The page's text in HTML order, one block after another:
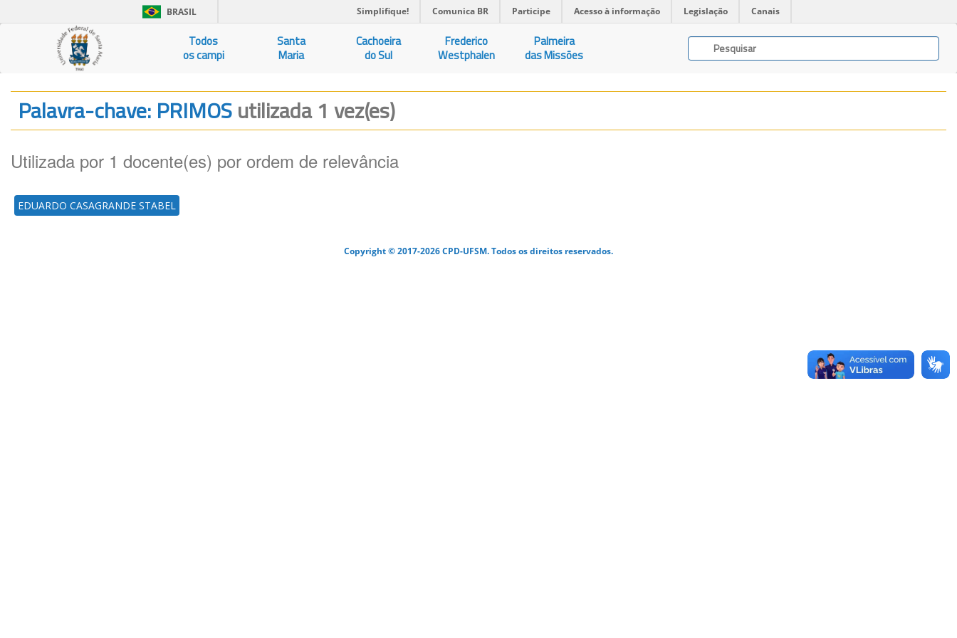
BRASIL Simplifique! Comunica BR Participe Acesso à informação Legislação Canais
Todos
os campi
Santa
Maria
Cachoeira
do Sul
Frederico
Westphalen
Palmeira
das Missões
Palavra-chave: PRIMOSutilizada 1 vez(es)
Utilizada por 1 docente(es) por ordem de relevância
EDUARDO CASAGRANDE STABEL
Copyright © 2017-2026 CPD-UFSM. Todos os direitos reservados.